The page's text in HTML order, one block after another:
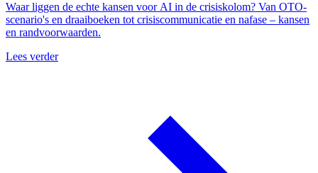
Waar liggen de echte kansen voor AI in de crisiskolom? Van OTO-
scenario's en draaiboeken tot crisiscommunicatie en nafase – kansen
en randvoorwaarden.
Lees verder